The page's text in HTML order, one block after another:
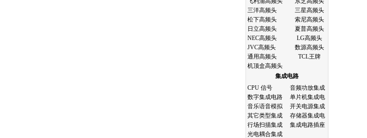
三洋高频头
三星高频头
松下高频头
索尼高频头
日立高频头
夏普高频头
NEC高频头
LG高频头
JVC高频头
数源高频头
通用高频头
TCL王牌
机顶盒高频头
集成电路
CPU 信号
音频功放集成
数字集成电路
单片机集成电
音乐语音模拟
开关电源集成
其它类型集成
存储器集成电
行场扫描集成
集成电路插座
光电耦合集成